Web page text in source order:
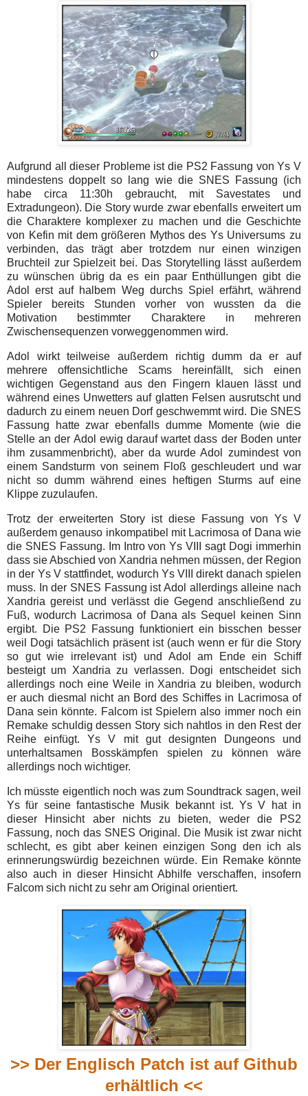
Aufgrund all dieser Probleme ist die PS2 Fassung von Ys V
mindestens doppelt so lang wie die SNES Fassung (ich
habe circa 11:30h gebraucht, mit Savestates und
Extradungeon). Die Story wurde zwar ebenfalls erweitert um
die Charaktere komplexer zu machen und die Geschichte
von Kefin mit dem größeren Mythos des Ys Universums zu
verbinden, das trägt aber trotzdem nur einen winzigen
Bruchteil zur Spielzeit bei. Das Storytelling lässt außerdem
zu wünschen übrig da es ein paar Enthüllungen gibt die
Adol erst auf halbem Weg durchs Spiel erfährt, während
Spieler bereits Stunden vorher von wussten da die
Motivation bestimmter Charaktere in mehreren
Zwischensequenzen vorweggenommen wird.
Adol wirkt teilweise außerdem richtig dumm da er auf
mehrere offensichtliche Scams hereinfällt, sich einen
wichtigen Gegenstand aus den Fingern klauen lässt und
während eines Unwetters auf glatten Felsen ausrutscht und
dadurch zu einem neuen Dorf geschwemmt wird. Die SNES
Fassung hatte zwar ebenfalls dumme Momente (wie die
Stelle an der Adol ewig darauf wartet dass der Boden unter
ihm zusammenbricht), aber da wurde Adol zumindest von
einem Sandsturm von seinem Floß geschleudert und war
nicht so dumm während eines heftigen Sturms auf eine
Klippe zuzulaufen.
Trotz der erweiterten Story ist diese Fassung von Ys V
außerdem genauso inkompatibel mit Lacrimosa of Dana wie
die SNES Fassung. Im Intro von Ys VIII sagt Dogi immerhin
dass sie Abschied von Xandria nehmen müssen, der Region
in der Ys V stattfindet, wodurch Ys VIII direkt danach spielen
muss. In der SNES Fassung ist Adol allerdings alleine nach
Xandria gereist und verlässt die Gegend anschließend zu
Fuß, wodurch Lacrimosa of Dana als Sequel keinen Sinn
ergibt. Die PS2 Fassung funktioniert ein bisschen besser
weil Dogi tatsächlich präsent ist (auch wenn er für die Story
so gut wie irrelevant ist) und Adol am Ende ein Schiff
besteigt um Xandria zu verlassen. Dogi entscheidet sich
allerdings noch eine Weile in Xandria zu bleiben, wodurch
er auch diesmal nicht an Bord des Schiffes in Lacrimosa of
Dana sein könnte. Falcom ist Spielern also immer noch ein
Remake schuldig dessen Story sich nahtlos in den Rest der
Reihe einfügt. Ys V mit gut designten Dungeons und
unterhaltsamen Bosskämpfen spielen zu können wäre
allerdings noch wichtiger.
Ich müsste eigentlich noch was zum Soundtrack sagen, weil
Ys für seine fantastische Musik bekannt ist. Ys V hat in
dieser Hinsicht aber nichts zu bieten, weder die PS2
Fassung, noch das SNES Original. Die Musik ist zwar nicht
schlecht, es gibt aber keinen einzigen Song den ich als
erinnerungswürdig bezeichnen würde. Ein Remake könnte
also auch in dieser Hinsicht Abhilfe verschaffen, insofern
Falcom sich nicht zu sehr am Original orientiert.
>> Der Englisch Patch ist auf Github
erhältlich <<